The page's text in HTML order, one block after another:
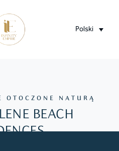
Polski
OTOCZONE NATURĄ
BEACH